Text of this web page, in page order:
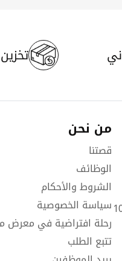
تخزين
من نحن
قصتنا
الوظائف
الشروط والأحكام
سياسة الخصوصية
رحلة افتراضية في معرض
تتبع الطلب